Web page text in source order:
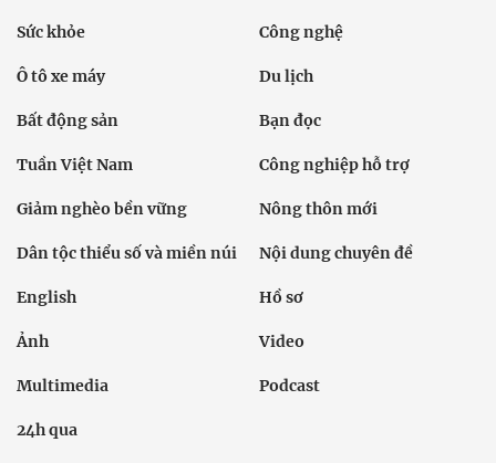
Sức khỏe Công nghệ
Ô tô xe máy Du lịch
Bất động sản Bạn đọc
Tuần Việt Nam Công nghiệp hỗ trợ
Giảm nghèo bền vững Nông thôn mới
Dân tộc thiểu số và miền núi Nội dung chuyên đề
English Hồ sơ
Ảnh Video
Multimedia Podcast
24h qua